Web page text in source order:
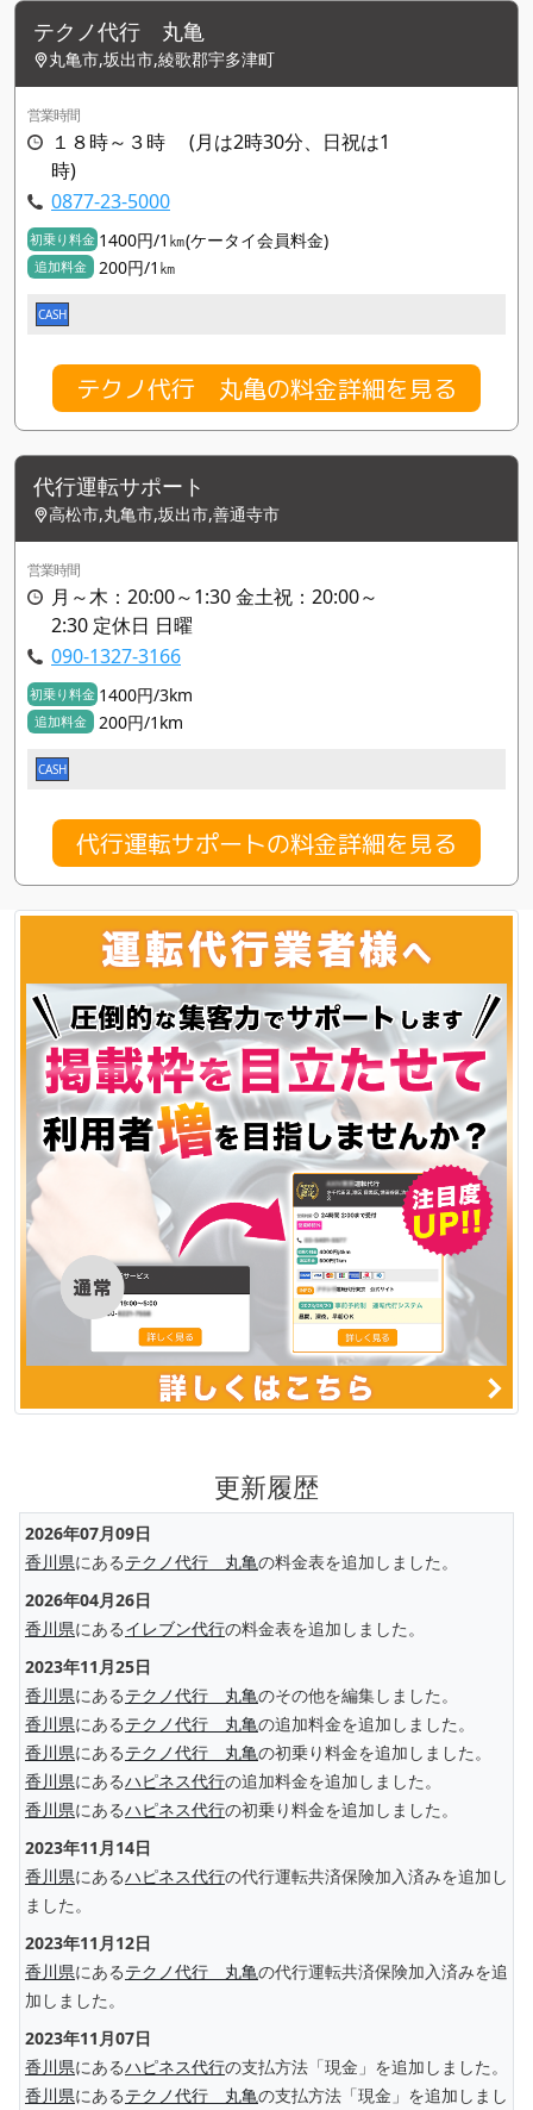
テクノ代行 丸亀
丸亀市,坂出市,綾歌郡宇多津町
営業時間
１８時～３時 (月は2時30分、日祝は1
時)
0877-23-5000
初乗り料金 1400円/1㎞(ケータイ会員料金)
追加料金 200円/1㎞
CASH
テクノ代行 丸亀の料金詳細を見る
代行運転サポート
高松市,丸亀市,坂出市,善通寺市
営業時間
月～木：20:00～1:30 金土祝：20:00～
2:30 定休日 日曜
090-1327-3166
初乗り料金 1400円/3km
追加料金 200円/1km
CASH
代行運転サポートの料金詳細を見る
更新履歴
2026年07月09日
香川県にあるテクノ代行 丸亀の料金表を追加しました。
2026年04月26日
香川県にあるイレブン代行の料金表を追加しました。
2023年11月25日
香川県にあるテクノ代行 丸亀のその他を編集しました。
香川県にあるテクノ代行 丸亀の追加料金を追加しました。
香川県にあるテクノ代行 丸亀の初乗り料金を追加しました。
香川県にあるハピネス代行の追加料金を追加しました。
香川県にあるハピネス代行の初乗り料金を追加しました。
2023年11月14日
香川県にあるハピネス代行の代行運転共済保険加入済みを追加し
ました。
2023年11月12日
香川県にあるテクノ代行 丸亀の代行運転共済保険加入済みを追
加しました。
2023年11月07日
香川県にあるハピネス代行の支払方法「現金」を追加しました。
香川県にあるテクノ代行 丸亀の支払方法「現金」を追加しまし